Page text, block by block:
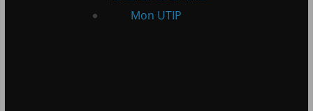
Mon UTIP